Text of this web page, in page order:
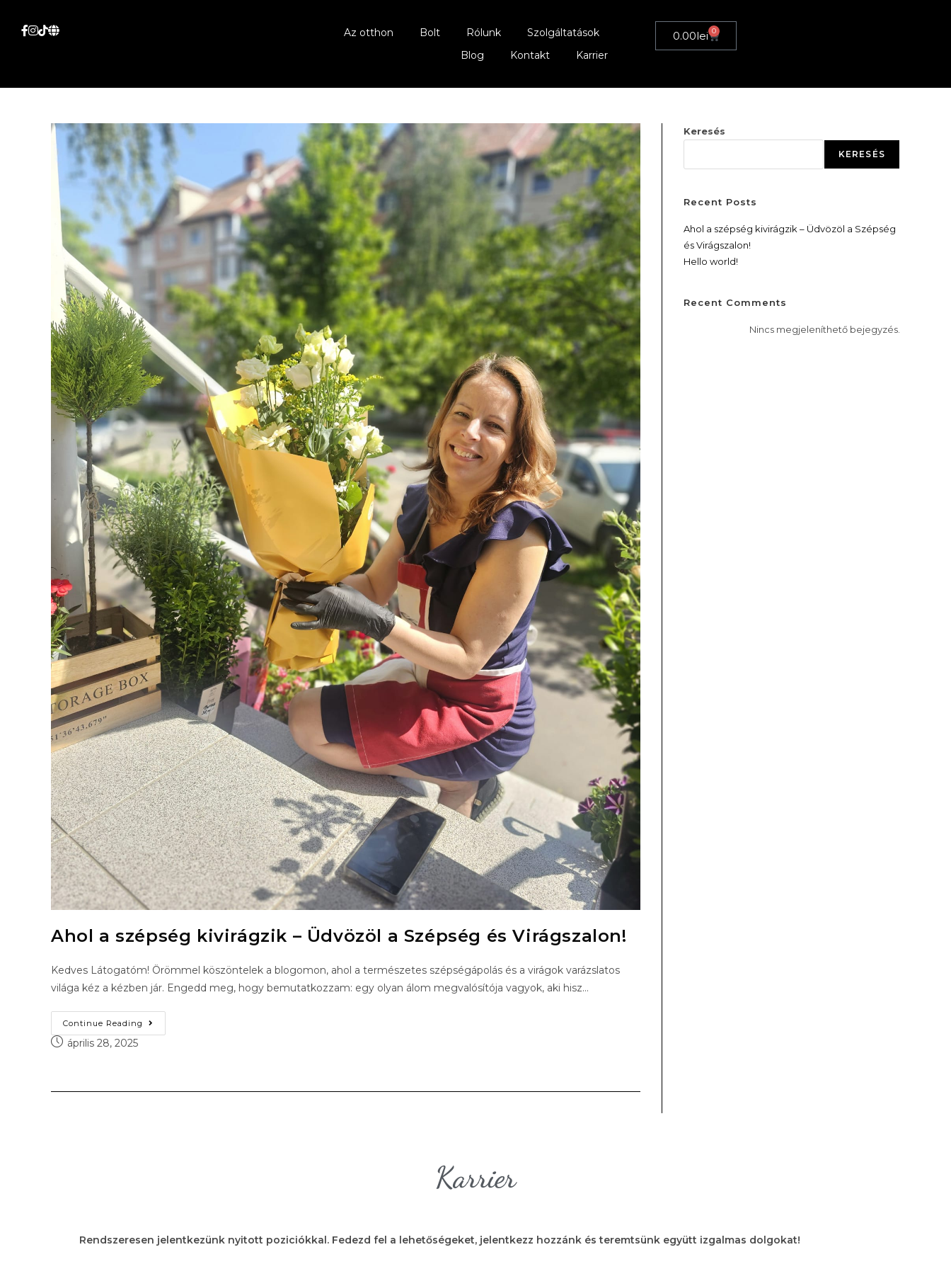
Az otthon Bolt Rólunk
Szolgáltatások
Blog
Kontakt Karrier
0.00lei 0
Ahol a szépség kivirágzik – Üdvözöl a Szépség és Virágszalon!
Kedves Látogatóm! Örömmel köszöntelek a blogomon, ahol a természetes szépségápolás és a virágok varázslatos
világa kéz a kézben jár. Engedd meg, hogy bemutatkozzam: egy olyan álom megvalósítója vagyok, aki hisz…
Continue Reading
április 28, 2025
Keresés
KERESÉS
Recent Posts
Ahol a szépség kivirágzik – Üdvözöl a Szépség
és Virágszalon!
Hello world!
Recent Comments
Nincs megjeleníthető bejegyzés.
Karrier
Rendszeresen jelentkezünk nyitott poziciókkal. Fedezd fel a lehetőségeket, jelentkezz hozzánk és teremtsünk együtt izgalmas dolgokat!